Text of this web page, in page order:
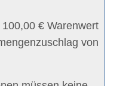
€ Warenwert
von